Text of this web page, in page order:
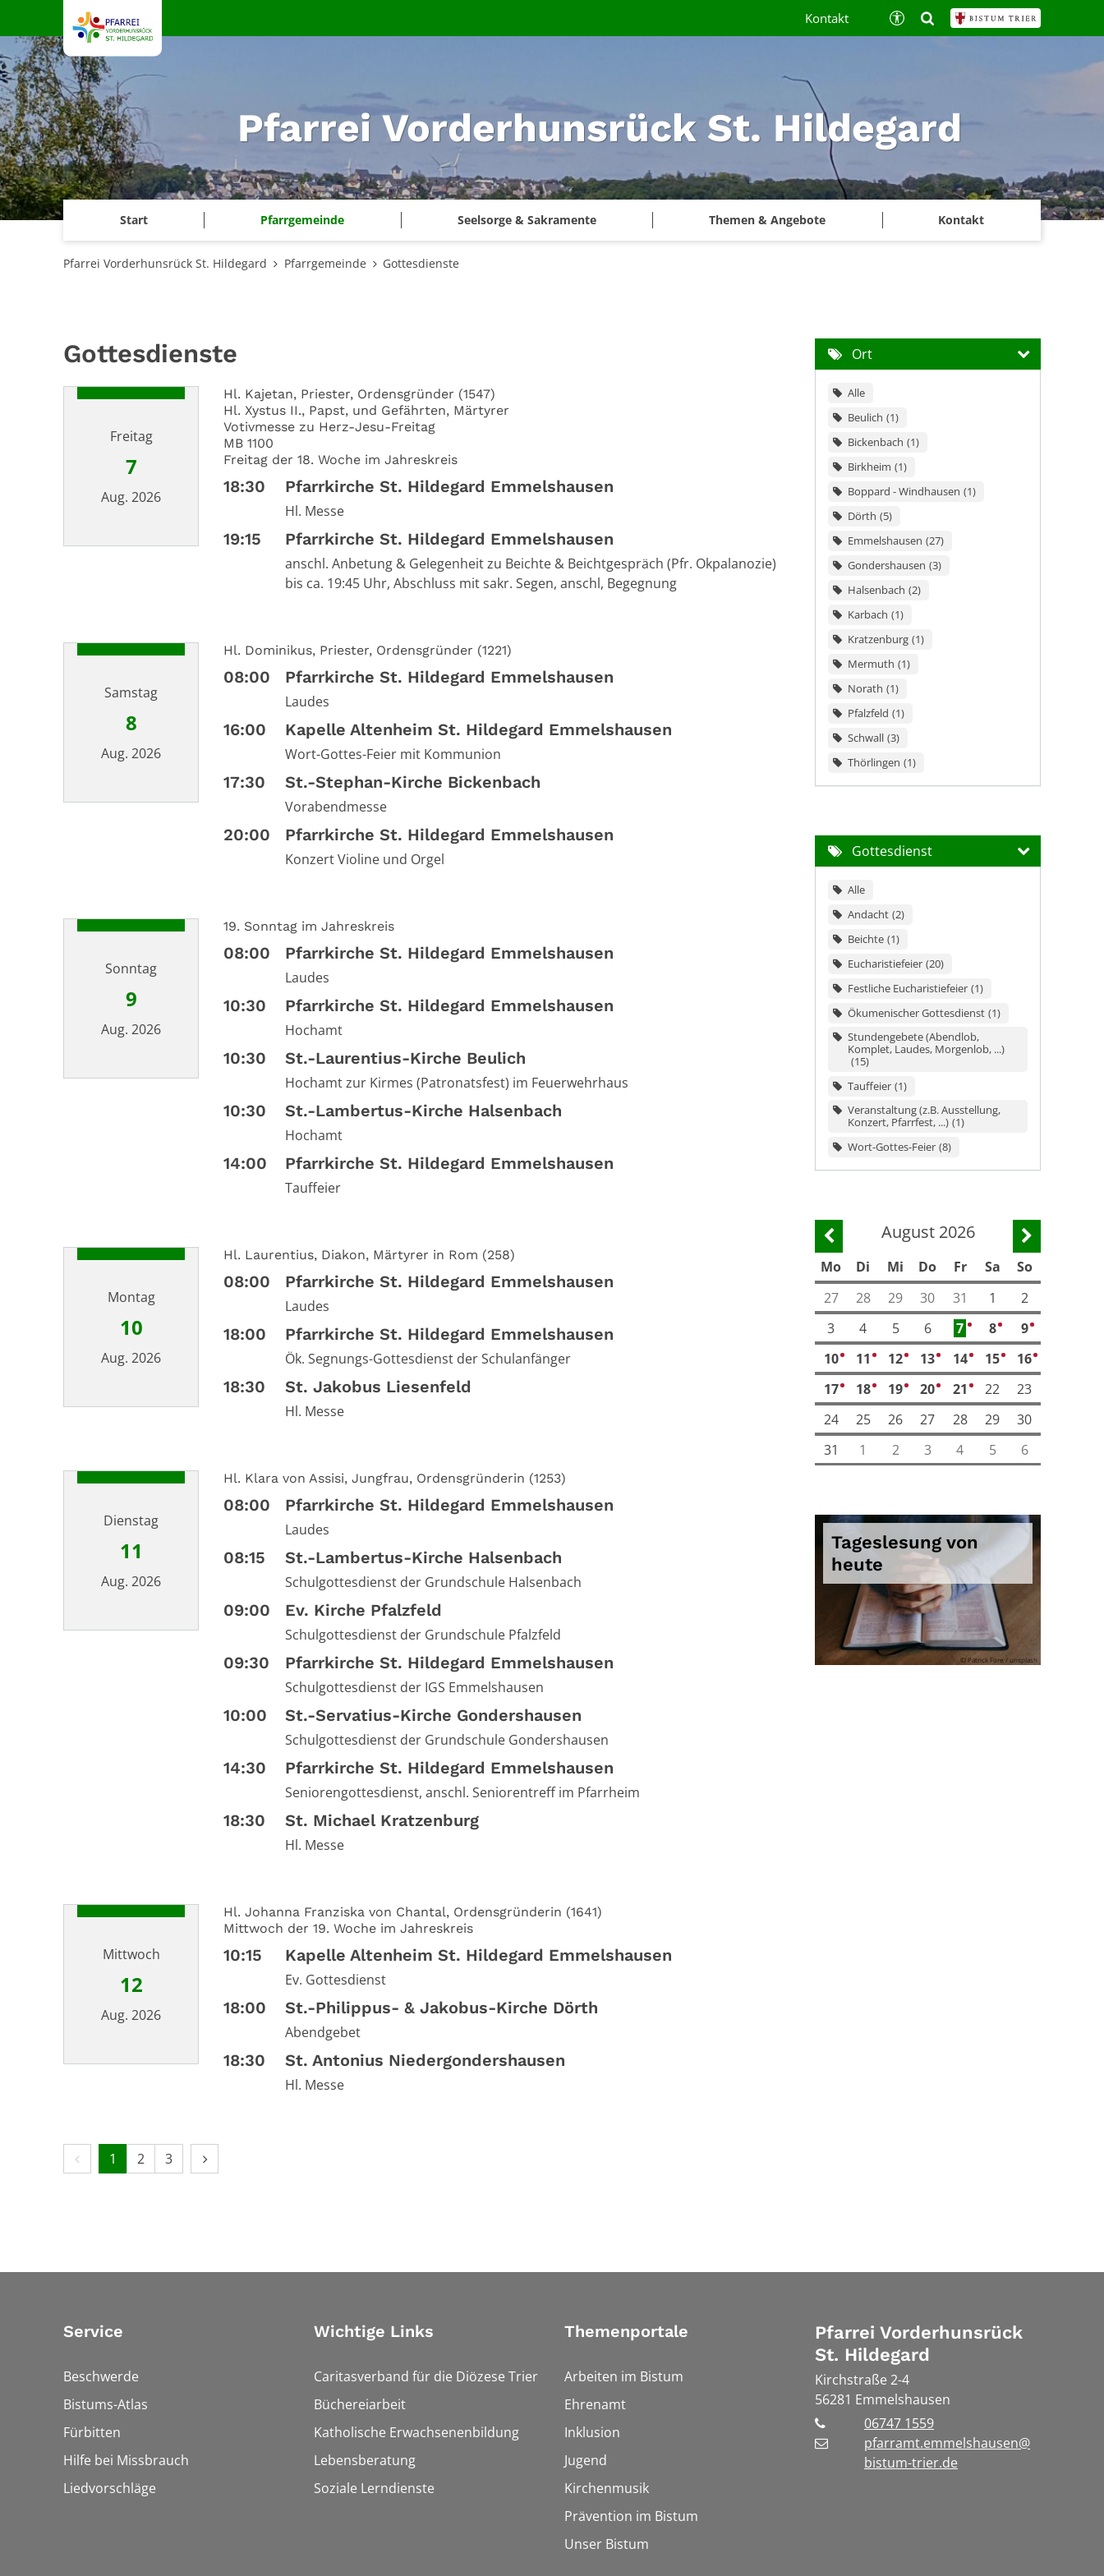
Zum Inhalt springen
Pfarrei Vorderhunsrück St. Hildegard
Start Pfarrgemeinde Seelsorge & Sakramente Themen & Angebote Kontakt
Kontakt
Pfarrei Vorderhunsrück St. Hildegard Pfarrgemeinde Gottesdienste
Gottesdienste
Freitag
7
Aug. 2026
Hl. Kajetan, Priester, Ordensgründer (1547)
Hl. Xystus II., Papst, und Gefährten, Märtyrer
Votivmesse zu Herz-Jesu-Freitag
MB 1100
Freitag der 18. Woche im Jahreskreis
18:30 Pfarrkirche St. Hildegard Emmelshausen
Hl. Messe
19:15 Pfarrkirche St. Hildegard Emmelshausen
anschl. Anbetung & Gelegenheit zu Beichte & Beichtgespräch (Pfr. Okpalanozie)
bis ca. 19:45 Uhr, Abschluss mit sakr. Segen, anschl, Begegnung
Samstag
8
Aug. 2026
Hl. Dominikus, Priester, Ordensgründer (1221)
08:00 Pfarrkirche St. Hildegard Emmelshausen
Laudes
16:00 Kapelle Altenheim St. Hildegard Emmelshausen
Wort-Gottes-Feier mit Kommunion
17:30 St.-Stephan-Kirche Bickenbach
Vorabendmesse
20:00 Pfarrkirche St. Hildegard Emmelshausen
Konzert Violine und Orgel
Sonntag
9
Aug. 2026
19. Sonntag im Jahreskreis
08:00 Pfarrkirche St. Hildegard Emmelshausen
Laudes
10:30 Pfarrkirche St. Hildegard Emmelshausen
Hochamt
10:30 St.-Laurentius-Kirche Beulich
Hochamt zur Kirmes (Patronatsfest) im Feuerwehrhaus
10:30 St.-Lambertus-Kirche Halsenbach
Hochamt
14:00 Pfarrkirche St. Hildegard Emmelshausen
Tauffeier
Montag
10
Aug. 2026
Hl. Laurentius, Diakon, Märtyrer in Rom (258)
08:00 Pfarrkirche St. Hildegard Emmelshausen
Laudes
18:00 Pfarrkirche St. Hildegard Emmelshausen
Ök. Segnungs-Gottesdienst der Schulanfänger
18:30 St. Jakobus Liesenfeld
Hl. Messe
Dienstag
11
Aug. 2026
Hl. Klara von Assisi, Jungfrau, Ordensgründerin (1253)
08:00 Pfarrkirche St. Hildegard Emmelshausen
Laudes
08:15 St.-Lambertus-Kirche Halsenbach
Schulgottesdienst der Grundschule Halsenbach
09:00 Ev. Kirche Pfalzfeld
Schulgottesdienst der Grundschule Pfalzfeld
09:30 Pfarrkirche St. Hildegard Emmelshausen
Schulgottesdienst der IGS Emmelshausen
10:00 St.-Servatius-Kirche Gondershausen
Schulgottesdienst der Grundschule Gondershausen
14:30 Pfarrkirche St. Hildegard Emmelshausen
Seniorengottesdienst, anschl. Seniorentreff im Pfarrheim
18:30 St. Michael Kratzenburg
Hl. Messe
Mittwoch
12
Aug. 2026
Hl. Johanna Franziska von Chantal, Ordensgründerin (1641)
Mittwoch der 19. Woche im Jahreskreis
10:15 Kapelle Altenheim St. Hildegard Emmelshausen
Ev. Gottesdienst
18:00 St.-Philippus- & Jakobus-Kirche Dörth
Abendgebet
18:30 St. Antonius Niedergondershausen
Hl. Messe
Vorherige Seite
1 2 3 Nächste Seite
Ort
Alle
Beulich 1
Bickenbach 1
Birkheim 1
Boppard - Windhausen 1
Dörth 5
Emmelshausen 27
Gondershausen 3
Halsenbach 2
Karbach 1
Kratzenburg 1
Mermuth 1
Norath 1
Pfalzfeld 1
Schwall 3
Thörlingen 1
Gottesdienst
Alle
Andacht 2
Beichte 1
Eucharistiefeier 20
Festliche Eucharistiefeier 1
Ökumenischer Gottesdienst 1
Stundengebete (Abendlob,
Komplet, Laudes, Morgenlob, ...)
15
Tauffeier 1
Veranstaltung (z.B. Ausstellung,
Konzert, Pfarrfest, ...) 1
Wort-Gottes-Feier 8
Vorherige Seite
August 2026 Nächste
Mo Di Mi Do Fr Sa
So
27
28 29 30 31 1
2
3
4 5 6 7 2 84 95
103 11 7 123 133 143 154 164
172 182 192 203 21 3 22
23
24
25 26 27 28 29
30
31
1 2 3 4 5 6
Tageslesung von
heute
© Patrick Fore / unsplash
Service
Beschwerde
Bistums-Atlas
Fürbitten
Hilfe bei Missbrauch
Liedvorschläge
Wichtige Links
Caritasverband für die Diözese Trier
Büchereiarbeit
Katholische Erwachsenenbildung
Lebensberatung
Soziale Lerndienste
Themenportale
Arbeiten im Bistum
Ehrenamt
Inklusion
Jugend
Kirchenmusik
Prävention im Bistum
Unser Bistum
Pfarrei Vorderhunsrück
St. Hildegard
Kirchstraße 2-4
56281 Emmelshausen
06747 1559
pfarramt.emmelshausen@
bistum-trier.de